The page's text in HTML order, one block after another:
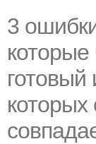
3
которые
готовый